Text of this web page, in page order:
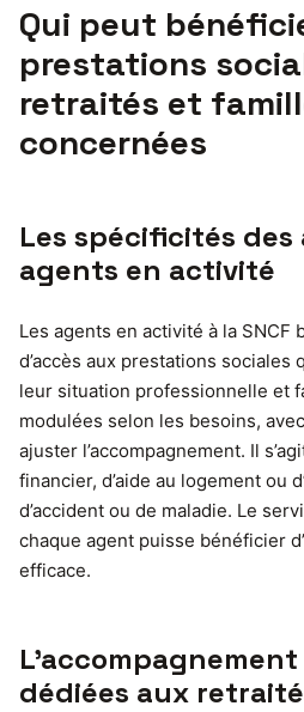
Qui peut
prestations
retraités et
concernées
Les spécificités des
agents en activité
Les agents en activité à la SNCF
d’accès aux prestations sociales
leur situation professionnelle et
modulées selon les besoins,
ajuster l’accompagnement. Il
financier, d’aide au logement ou
d’accident ou de maladie. Le
chaque agent puisse bénéficier
efficace.
dédiées aux